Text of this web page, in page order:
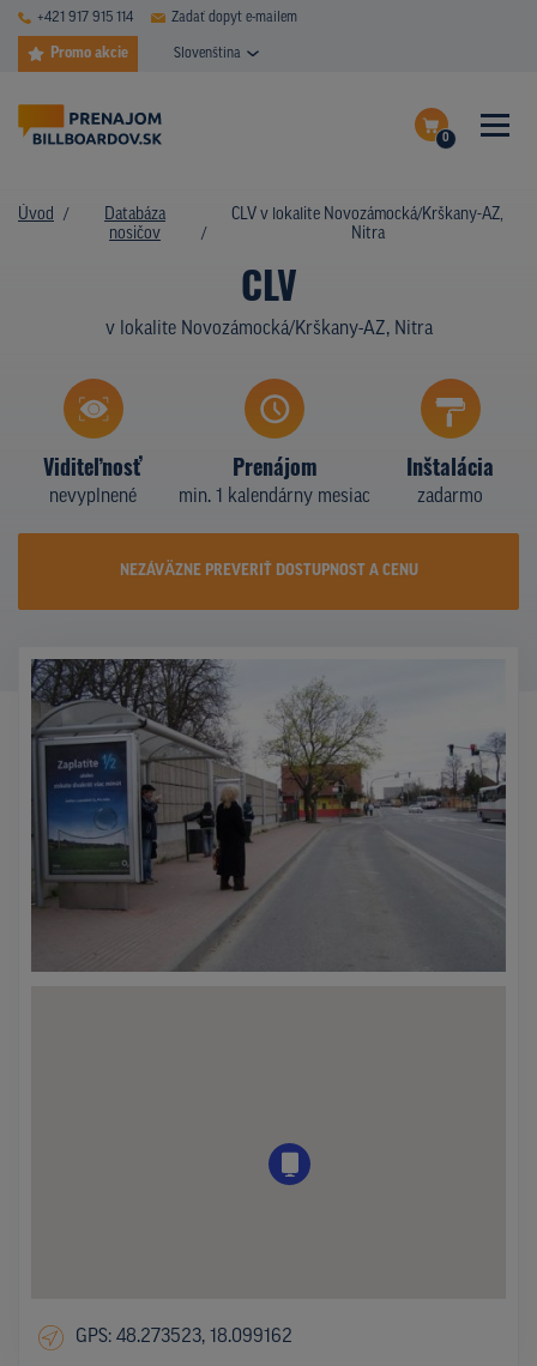
+421 917 915 114 Zadať dopyt e-mailem
Promo akcie Slovenština
0
Dokončiť dopyt
DATABÁZA NOSIČOV
PLOCHY V AKCII
CENY
TYPY NOSIČOV
KTO SME
KONTAKTY
Úvod
Databáza
nosičov
CLV v lokalite Novozámocká/Krškany-AZ,
Nitra
CLV
v lokalite Novozámocká/Krškany-AZ, Nitra
Viditeľnosť
nevyplnené
Prenájom
min. 1 kalendárny mesiac
Inštalácia
zadarmo
NEZÁVÄZNE PREVERIŤ DOSTUPNOST A CENU
GPS: 48.273523, 18.099162